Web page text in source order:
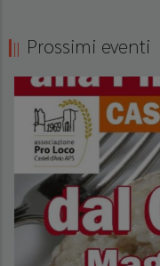
Prossimi eventi